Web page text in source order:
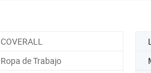
COVERALL
Ropa de Trabajo